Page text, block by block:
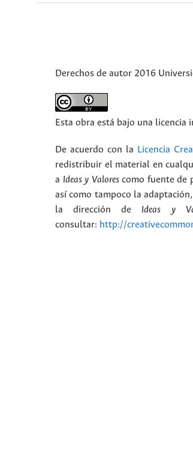
Derechos de autor 2016
Esta obra está bajo una licencia
De acuerdo con la Licencia
redistribuir el material en
a Ideas y Valorescomo fuente de
así como tampoco la
la dirección de Ideas y
consultar: http://